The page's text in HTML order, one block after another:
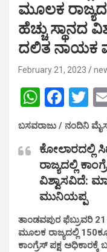
ಮೂಲಕ
ಹೆಚ್ಚು ಸ್ಥಾನದ
ದಲಿತ ನಾಯಕ
February 21, 2023
W
at
s
A
p
p
F
a
ce
b
o
o
k
T
wi
tt
er
ಬಸವರಾಜು / ನಂದಿನಿ
ಕೋಲಾರದಲ್ಲಿ
ರಾಜ್ಯದಲ್ಲಿ
ವಿಶ್ವಾಸವಿದೆ:
ಮುನಿಯಪ್ಪ
ತಾಂಡವಪುರ ಫೆಬ್ರುವರಿ
ಮೂಲಕ ರಾಜ್ಯದಲ್ಲಿ
ಕಾಂಗ್ರೆಸ್ ಪಕ್ಷ